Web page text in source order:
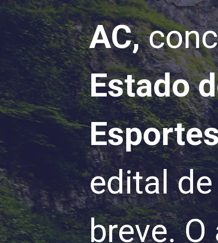
AC,
Estado
edital
breve.